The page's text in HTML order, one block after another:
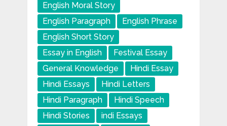
English Moral Story
English Paragraph
English Phrase
English Short Story
Essay in English
Festival Essay
General Knowledge
Hindi Essay
Hindi Essays
Hindi Letters
Hindi Paragraph
Hindi Speech
Hindi Stories
indi Essays